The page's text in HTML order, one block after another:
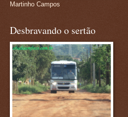
Martinho Campos
Desbravando o sertão